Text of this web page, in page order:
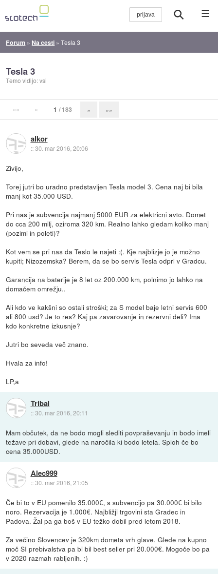
☰
Forum » Na cesti »Tesla 3
Tesla 3
Temo vidijo: vsi
«« « 1 / 183 » »»
alkor
::30. mar 2016, 20:06
Zivijo,
Torej jutri bo uradno predstavljen Tesla model 3. Cena naj bi bila
manj kot 35.000 USD.
Pri nas je subvencija najmanj 5000 EUR za elektricni avto. Domet
do cca 200 milj, oziroma 320 km. Realno lahko gledam koliko manj
(pozimi in poleti)?
Kot vem se pri nas da Teslo le najeti :(. Kje najblizje jo je možno
kupiti; Nizozemska? Berem, da se bo servis Tesla odprl v Gradcu.
Garancija na baterije je 8 let oz 200.000 km, polnimo jo lahko na
domačem omrežju..
Ali kdo ve kakšni so ostali stroški; za S model baje letni servis 600
ali 800 usd? Je to res? Kaj pa zavarovanje in rezervni deli? Ima
kdo konkretne izkusnje?
Jutri bo seveda več znano.
Hvala za info!
LP,a
Tribal
::30. mar 2016, 20:11
Mam občutek, da ne bodo mogli slediti povpraševanju in bodo imeli
težave pri dobavi, glede na naročila ki bodo letela. Sploh če bo
cena 35.000USD.
Alec999
::30. mar 2016, 21:05
Če bi to v EU pomenilo 35.000€, s subvencijo pa 30.000€ bi bilo
noro. Rezervacija je 1.000€. Najbližji trgovini sta Gradec in
Padova. Žal pa ga boš v EU težko dobil pred letom 2018.
Za večino Slovencev je 320km dometa vrh glave. Glede na kupno
moč SI prebivalstva pa bi bil best seller pri 20.000€. Mogoče bo pa
v 2020 razmah rabljenih. :)